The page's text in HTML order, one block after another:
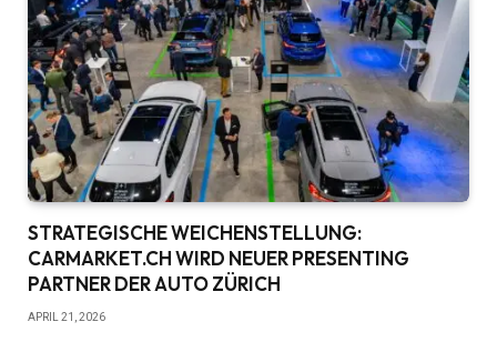
STRATEGISCHE WEICHENSTELLUNG:
CARMARKET.CH WIRD NEUER PRESENTING
PARTNER DER AUTO ZÜRICH
APRIL 21, 2026